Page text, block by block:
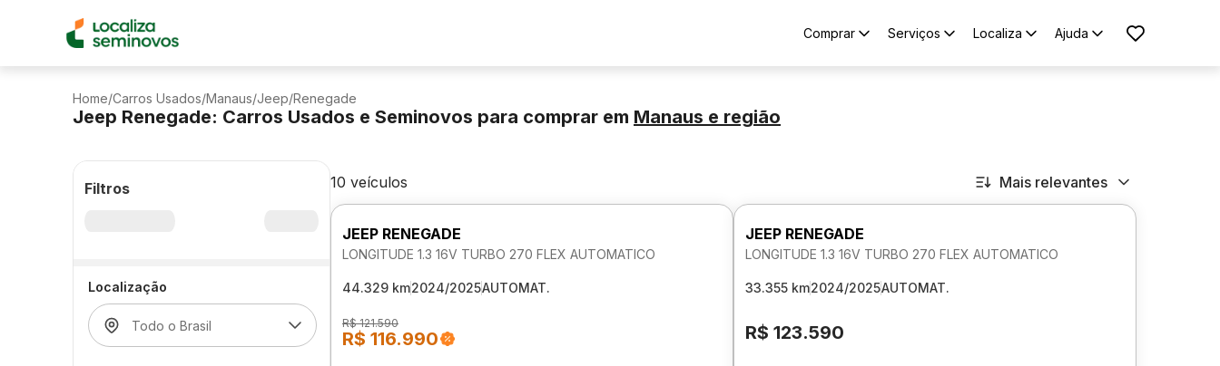
Comprar Serviços Localiza Ajuda
Home/Carros Usados/Manaus/Jeep/Renegade
Jeep Renegade: Carros Usados e Seminovos para comprar em Manaus e região
Filtros
Localização
10 veículos Mais relevantes
JEEP RENEGADE
LONGITUDE 1.3 16V TURBO 270 FLEX AUTOMATICO
44.329 km2024/2025AUTOMAT.
R$ 121.590
R$ 116.990
JEEP RENEGADE
LONGITUDE 1.3 16V TURBO 270 FLEX AUTOMATICO
33.355 km2024/2025AUTOMAT.
R$ 123.590